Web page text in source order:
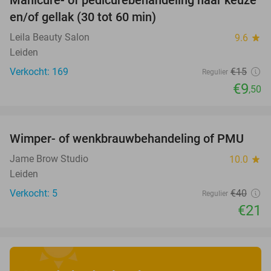
37%
en/of gellak (30 tot 60 min)
Leila Beauty Salon 9.6 star
Leiden
Verkocht: 169
Regulier €15
€9,50
48%
Wimper- of wenkbrauwbehandeling of PMU
Jame Brow Studio 10.0 star
Leiden
Verkocht: 5
Regulier €40
€21